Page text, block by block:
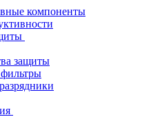
компоненты
защиты